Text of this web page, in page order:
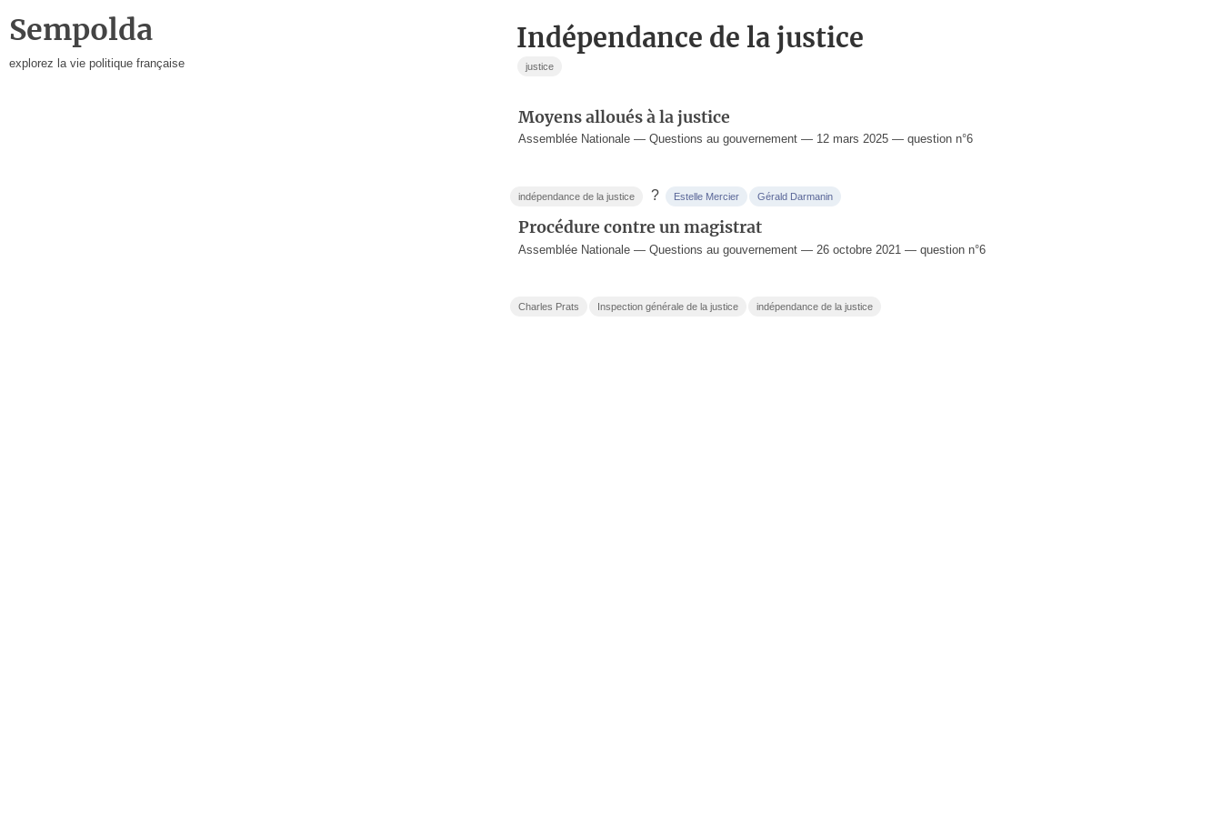
Sempolda
explorez la vie politique française
indépendance de la justice
justice
Moyens alloués à la justice
Assemblée Nationale — Questions au gouvernement — 12 mars 2025 — question n°6
indépendance de la justice ? Estelle Mercier Gérald Darmanin
Procédure contre un magistrat
Assemblée Nationale — Questions au gouvernement — 26 octobre 2021 — question n°6
Charles Prats Inspection générale de la justice indépendance de la justice